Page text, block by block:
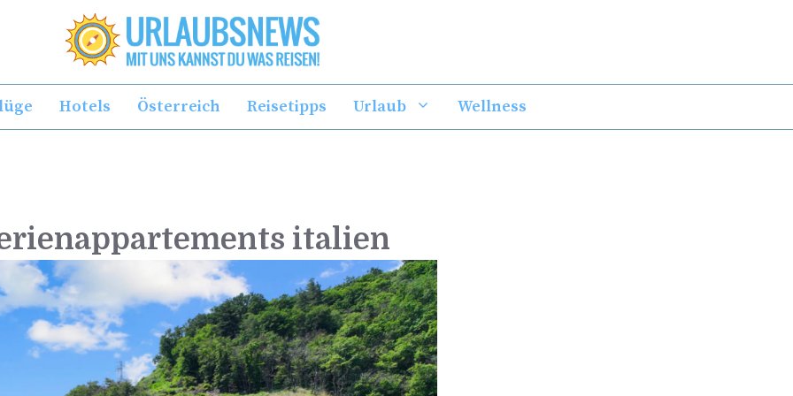
Hotels Österreich Reisetipps Urlaub Wellness
italien